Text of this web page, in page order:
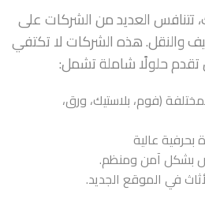
تتنافس العديد من الشركات على
والنقل. هذه الشركات لا تكتفي
تقدم حلولًا شاملة تشمل:
(فوم، بلاستيك، ورق،
بحرفية عالية
بشكل آمن ومنظم.
في الموقع الجديد.